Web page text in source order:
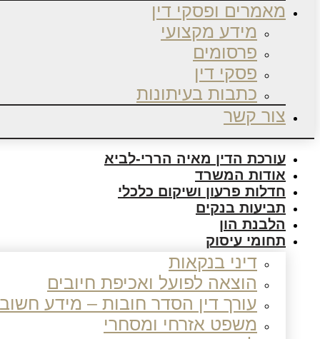
מאמרים ופסקי דין
מידע מקצועי
פרסומים
פסקי דין
כתבות בעיתונות
צור קשר
עורכת הדין מאיה הררי-לביא
אודות המשרד
חדלות פרעון ושיקום כלכלי
תביעות בנקים
הלבנת הון
תחומי עיסוק
דיני בנקאות
הוצאה לפועל ואכיפת חיובים
עורך דין הסדר חובות – מידע
משפט אזרחי ומסחרי